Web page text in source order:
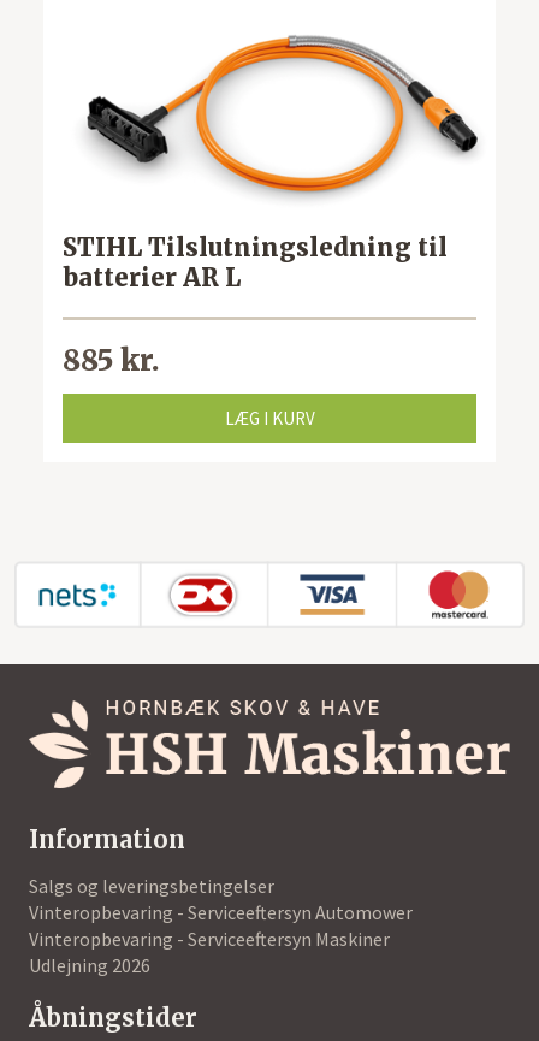
STIHL Tilslutningsledning til
batterier AR L
885 kr.
LÆG I KURV
Information
Salgs og leveringsbetingelser
Vinteropbevaring - Serviceeftersyn Automower
Vinteropbevaring - Serviceeftersyn Maskiner
Udlejning 2026
Åbningstider